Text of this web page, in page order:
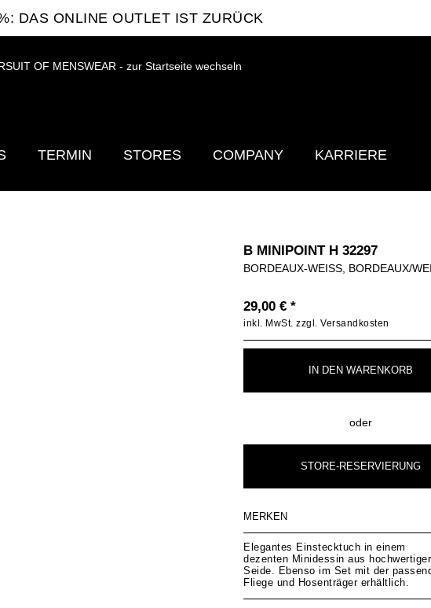
DAS ONLINE OUTLET IST ZURÜCK
TERMIN STORES COMPANY KARRIERE
B MINIPOINT H 32297
BORDEAUX-WEISS, BORDEAUX/
29,00 € *
inkl. MwSt.zzgl. Versandkosten
IN DEN WARENKORB
oder
STORE-RESERVIERUNG
MERKEN
Elegantes Einstecktuch in einem
dezenten Minidessin aus hochwertiger
Seide. Ebenso im Set mit der
Fliege und Hosenträger erhältlich.